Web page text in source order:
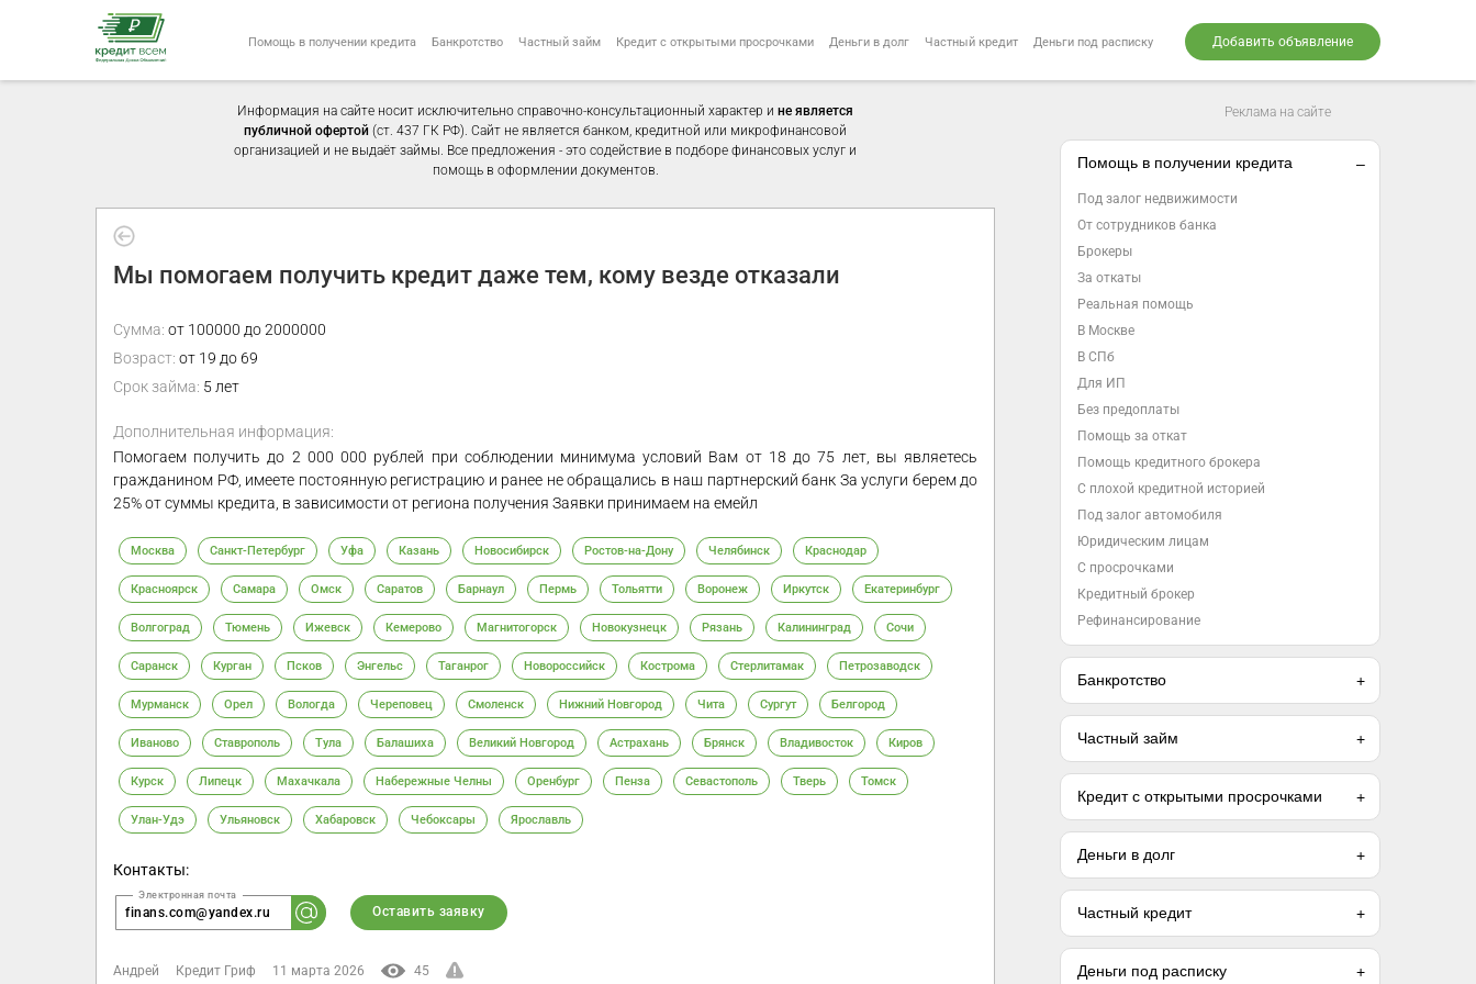
Помощь в получении кредита Банкротство Частный займ Кредит с открытыми просрочками Деньги в долг Частный кредит Деньги под расписку Добавить объявление
Информация на сайте носит исключительно справочно-консультационный характер и не является
публичной офертой (ст. 437 ГК РФ). Сайт не является банком, кредитной или микрофинансовой
организацией и не выдаёт займы. Все предложения - это содействие в подборе финансовых услуг и
помощь в оформлении документов.
Мы помогаем получить кредит даже тем, кому везде отказали
Сумма: от 100000 до 2000000
Возраст: от 19 до 69
Срок займа: 5 лет
Дополнительная информация:
Помогаем получить до 2 000 000 рублей при соблюдении минимума условий Вам от 18 до 75 лет, вы являетесь
гражданином РФ, имеете постоянную регистрацию и ранее не обращались в наш партнерский банк За услуги берем до
25% от суммы кредита, в зависимости от региона получения Заявки принимаем на емейл
Москва Санкт-Петербург Уфа Казань Новосибирск Ростов-на-Дону Челябинск Краснодар
Красноярск Самара Омск Саратов Барнаул Пермь Тольятти Воронеж Иркутск Екатеринбург
Волгоград Тюмень Ижевск Кемерово Магнитогорск Новокузнецк Рязань Калининград Сочи
Саранск Курган Псков Энгельс Таганрог Новороссийск Кострома Стерлитамак Петрозаводск
Мурманск Орел Вологда Череповец Смоленск Нижний Новгород Чита Сургут Белгород
Иваново Ставрополь Тула Балашиха Великий Новгород Астрахань Брянск Владивосток Киров
Курск Липецк Махачкала Набережные Челны Оренбург Пенза Севастополь Тверь Томск
Улан-Удэ Ульяновск Хабаровск Чебоксары Ярославль
Контакты:
finans.com@yandex.ru Оставить заявку
Андрей Кредит Гриф 11 марта 2026 45
Реклама на сайте
Помощь в получении кредита
Под залог недвижимости
От сотрудников банка
Брокеры
За откаты
Реальная помощь
В Москве
В СПб
Для ИП
Без предоплаты
Помощь за откат
Помощь кредитного брокера
С плохой кредитной историей
Под залог автомобиля
Юридическим лицам
С просрочками
Кредитный брокер
Рефинансирование
Банкротство
Частный займ
Кредит с открытыми просрочками
Деньги в долг
Частный кредит
Деньги под расписку